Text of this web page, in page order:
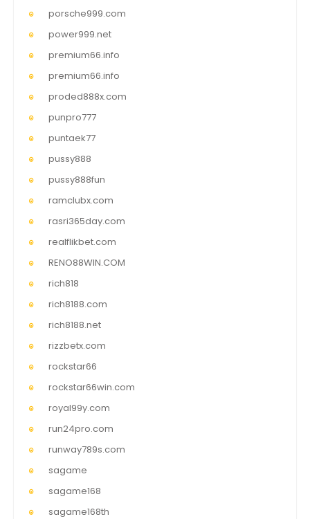
porsche999.com
power999.net
premium66.info
premium66.info
proded888x.com
punpro777
puntaek77
pussy888
pussy888fun
ramclubx.com
rasri365day.com
realflikbet.com
RENO88WIN.COM
rich818
rich8188.com
rich8188.net
rizzbetx.com
rockstar66
rockstar66win.com
royal99y.com
run24pro.com
runway789s.com
sagame
sagame168
sagame168th